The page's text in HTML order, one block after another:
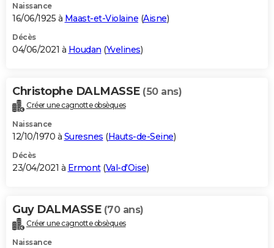
Naissance
16/06/1925 à Maast-et-Violaine (Aisne)
Décès
04/06/2021 à Houdan (Yvelines)
Christophe DALMASSE (50 ans)
Créer une cagnotte obsèques
Naissance
12/10/1970 à Suresnes (Hauts-de-Seine)
Décès
23/04/2021 à Ermont(Val-d'Oise)
Guy DALMASSE (70 ans)
Créer une cagnotte obsèques
Naissance